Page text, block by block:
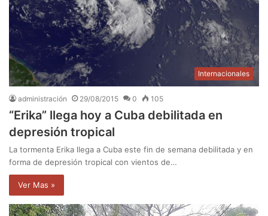
Internacionales
administración 29/08/2015 0 105
“Erika” llega hoy a Cuba debilitada en
depresión tropical
La tormenta Erika llega a Cuba este fin de semana debilitada y en
forma de depresión tropical con vientos de…
Ver Mas »